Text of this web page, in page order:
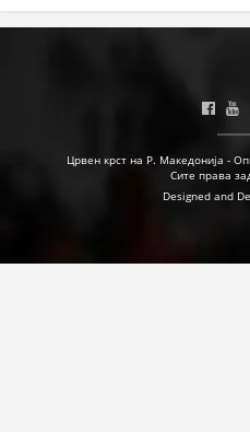
Црвен крст на Р. Македонија -
Сите права
Designed and